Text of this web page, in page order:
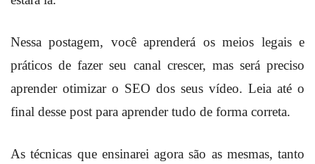
Nessa postagem, você aprenderá os meios legais e
práticos de fazer seu canal crescer, mas será preciso
aprender otimizar o SEO dos seus vídeo. Leia até o
final desse post para aprender tudo de forma correta.
As técnicas que ensinarei agora são as mesmas, tanto